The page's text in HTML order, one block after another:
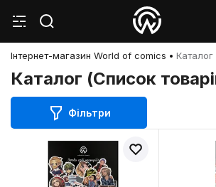
Інтернет-магазин World of comics Каталог
Каталог (Список
Фільтри